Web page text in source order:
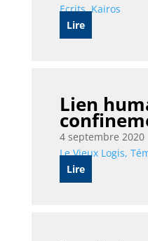
Ecrits,Kairos
Lire
Lien
4 septembre 2020
Le Vieux Logis,
Lire